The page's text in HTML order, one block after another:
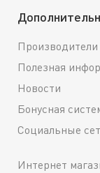
Производители
Полезная
Новости
Бонусная
Социальные
Интернет